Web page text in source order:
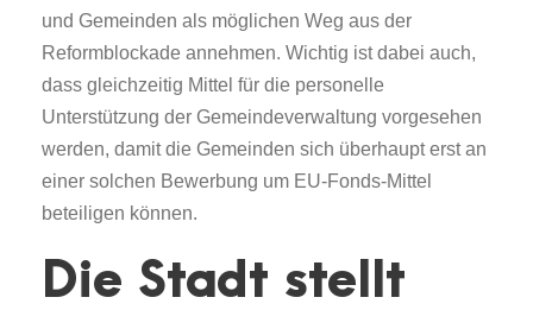
und Gemeinden als möglichen Weg aus der
Reformblockade annehmen. Wichtig ist dabei auch,
dass gleichzeitig Mittel für die personelle
Unterstützung der Gemeindeverwaltung vorgesehen
werden, damit die Gemeinden sich überhaupt erst an
einer solchen Bewerbung um EU-Fonds-Mittel
beteiligen können.
Die Stadt stellt